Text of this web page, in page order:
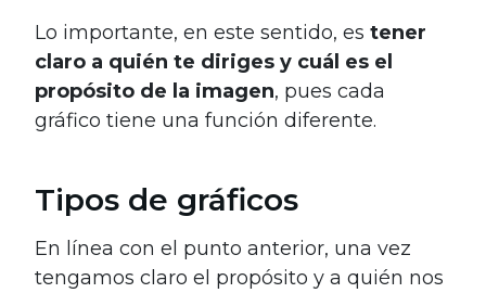
Lo importante, en este sentido, es tener
claro a quién te diriges y cuál es el
propósito de la imagen, pues cada
gráfico tiene una función diferente.
Tipos de gráficos
En línea con el punto anterior, una vez
tengamos claro el propósito y a quién nos